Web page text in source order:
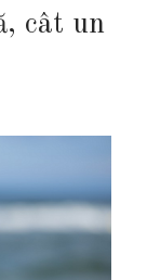
cât un